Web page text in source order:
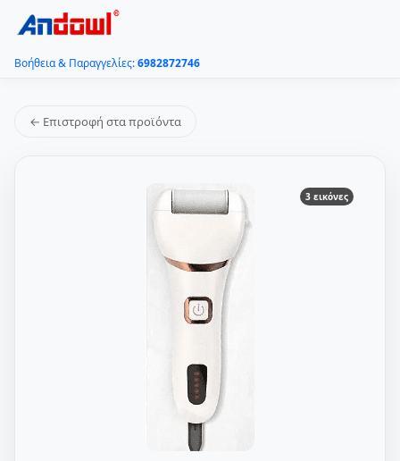
Βοήθεια & Παραγγελίες:6982872746
← Επιστροφή στα προϊόντα
3 εικόνες